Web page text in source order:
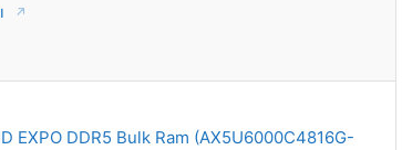
EXPO DDR5 Bulk Ram (AX5U6000C4816G-